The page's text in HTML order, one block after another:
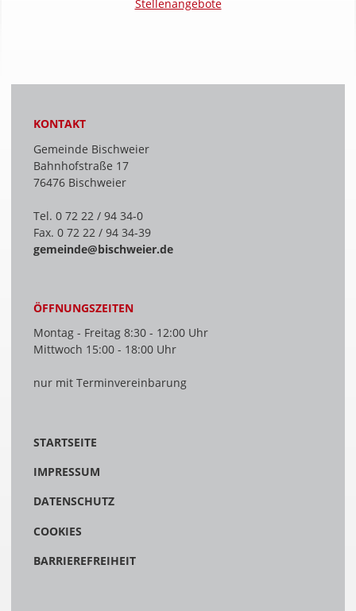
Stellenangebote
KONTAKT
Gemeinde Bischweier
Bahnhofstraße 17
76476 Bischweier
Tel. 0 72 22 / 94 34-0
Fax. 0 72 22 / 94 34-39
gemeinde@bischweier.de
ÖFFNUNGSZEITEN
Montag - Freitag 8:30 - 12:00 Uhr
Mittwoch 15:00 - 18:00 Uhr
nur mit Terminvereinbarung
STARTSEITE
IMPRESSUM
DATENSCHUTZ
COOKIES
BARRIEREFREIHEIT